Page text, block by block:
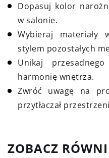
Dopasuj kolor
w salonie.
Wybieraj materiały
stylem pozostałych
Unikaj
harmonię wnętrza.
Zwróć uwagę na
przytłaczał
ZOBACZ